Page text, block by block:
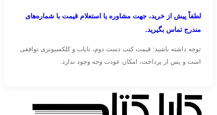
لطفاً پیش از خرید، جهت مشاوره یا استعلام قیمت با شماره‌های
مندرج تماس بگیرید.
توجه داشته باشید: قیمت کتب دست دوم، نایاب و کلکسیونری توافقی
است و پس از پرداخت، امکان عودت وجه وجود ندارد.